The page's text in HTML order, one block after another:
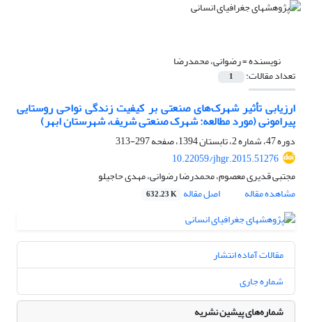
نویسنده =رضوانی، محمدرضا
تعداد مقالات: 1
ارزیابی تأثیر شهرک‌های صنعتی بر کیفیت زندگی نواحی روستایی
پیرامونی (مورد مطالعه: شهرک صنعتی شریف، شهرستان ابهر)
دوره 47، شماره 2، تابستان 1394، صفحه
297-313
10.22059/jhgr.2015.51276
مجتبی قدیری معصوم، محمدرضا رضوانی، مهدی حاجیلو
مشاهده مقاله
اصل مقاله 632.23 K
مقالات آماده انتشار
شماره جاری
شماره‌های پیشین نشریه